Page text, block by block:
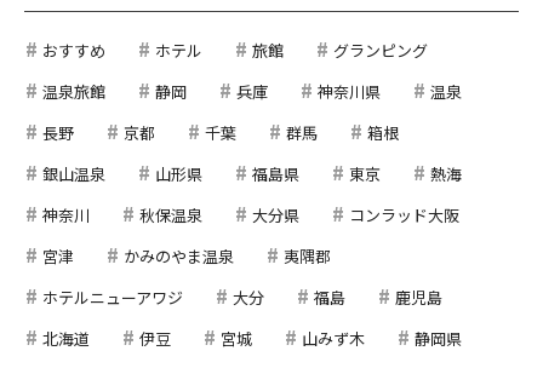
おすすめ ホテル 旅館
グランピング
温泉旅館
静岡 兵庫 神奈川県
温泉
長野
京都 千葉 群馬
箱根
銀山温泉
山形県 福島県 東京
熱海
神奈川
秋保温泉 大分県
コンラッド大阪
宮津
かみのやま温泉
夷隅郡
ホテルニューアワジ
大分 福島
鹿児島
北海道
伊豆 宮城 山みず木
静岡県